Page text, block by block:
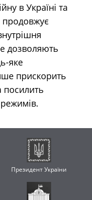
в Україні та
дозволяють
яке
прискорить
посилить
Президент України